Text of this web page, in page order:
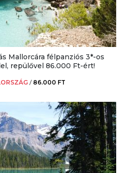
Mallorcára félpanziós 3*-os
repülővel 86.000 Ft-ért!
/ 86.000 FT